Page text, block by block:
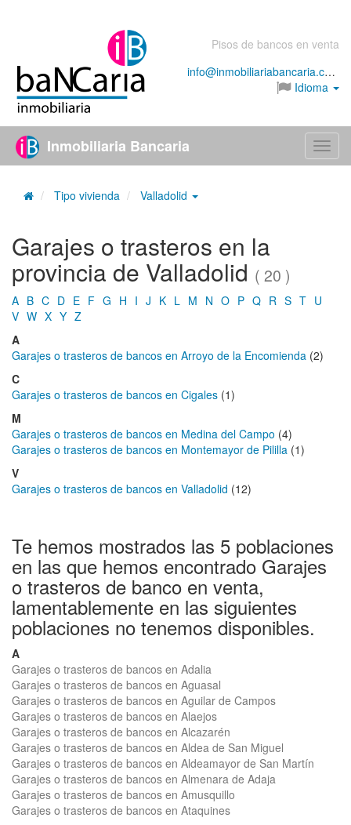
Pisos de bancos en venta
info@inmobiliariabancaria.com
Idioma
Menú
Inmobiliaria Bancaria
Tipo vivienda Valladolid
Garajes o trasteros en la
provincia de Valladolid ( 20 )
A B C D E F G H I J K L M N O P Q R S T U
V W X Y Z
A
Garajes o trasteros de bancos en Arroyo de la Encomienda (2)
C
Garajes o trasteros de bancos en Cigales (1)
M
Garajes o trasteros de bancos en Medina del Campo (4)
Garajes o trasteros de bancos en Montemayor de Pililla (1)
V
Garajes o trasteros de bancos en Valladolid (12)
Te hemos mostrados las 5 poblaciones
en las que hemos encontrado Garajes
o trasteros de banco en venta,
lamentablemente en las siguientes
poblaciones no tenemos disponibles.
A
Garajes o trasteros de bancos en Adalia
Garajes o trasteros de bancos en Aguasal
Garajes o trasteros de bancos en Aguilar de Campos
Garajes o trasteros de bancos en Alaejos
Garajes o trasteros de bancos en Alcazarén
Garajes o trasteros de bancos en Aldea de San Miguel
Garajes o trasteros de bancos en Aldeamayor de San Martín
Garajes o trasteros de bancos en Almenara de Adaja
Garajes o trasteros de bancos en Amusquillo
Garajes o trasteros de bancos en Ataquines